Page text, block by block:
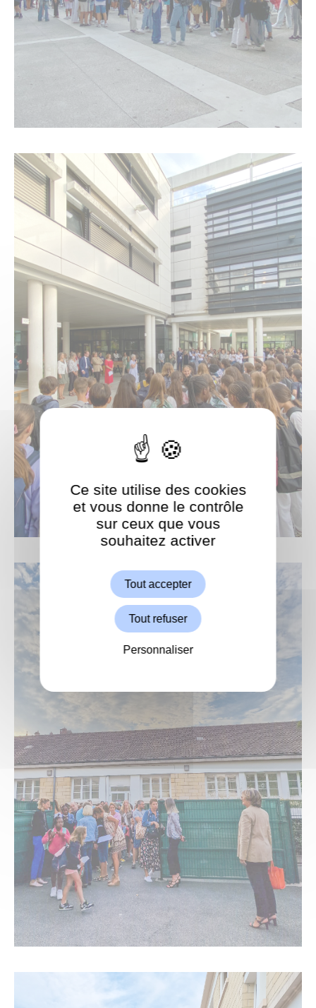
ShareThis est désactivé.
Ce site utilise des cookies
et vous donne le contrôle
sur ceux que vous
souhaitez activer
Tout accepter
Tout refuser
Personnaliser